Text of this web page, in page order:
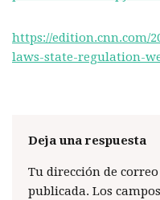
https://edition.cnn.com/
laws-state-regulation-
Deja una respuesta
Tu dirección de
publicada. Los